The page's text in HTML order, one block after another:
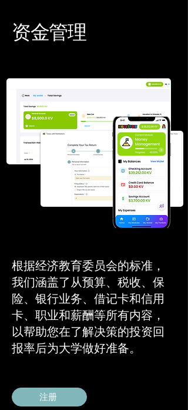
资金管理
根据经济教育委员会的标准，
我们涵盖了从预算、税收、保
险、银行业务、借记卡和信用
卡、职业和薪酬等所有内容，
以帮助您在了解决策的投资回
报率后为大学做好准备。
注册